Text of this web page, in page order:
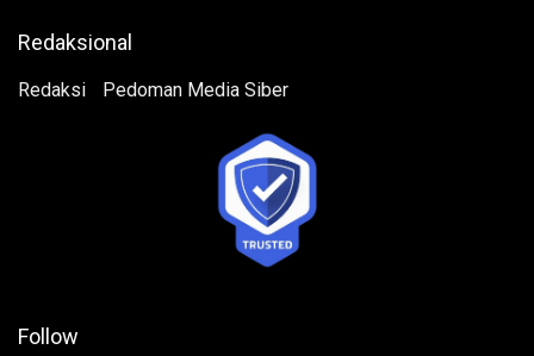
Redaksional
Redaksi Pedoman Media Siber
Follow